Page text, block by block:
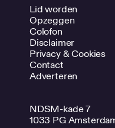
Lid worden
Opzeggen
Colofon
Disclaimer
Privacy & Cookies
Contact
Adverteren
NDSM-kade 7
1033 PG